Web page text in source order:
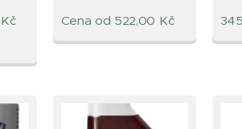
Kč Cena od 522,00 Kč